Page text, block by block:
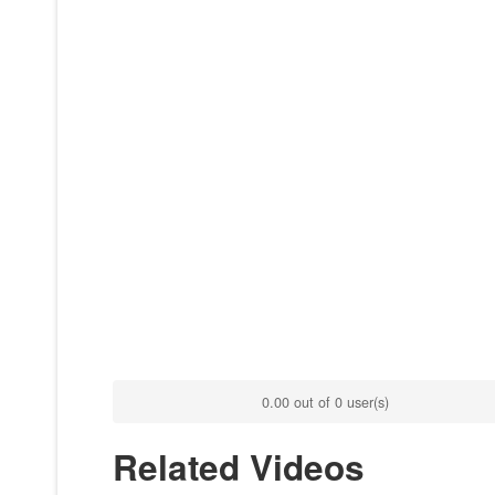
0.00 out of 0 user(s)
Related Videos